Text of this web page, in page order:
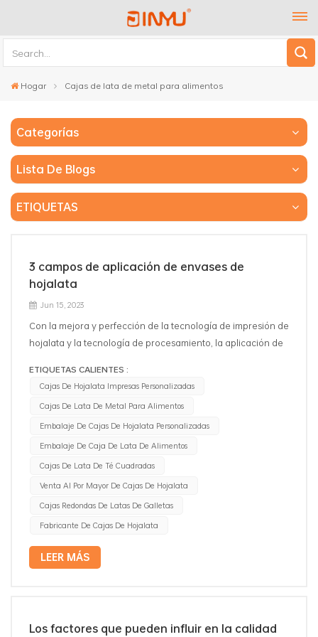
Hogar Cajas de lata de metal para alimentos
Categorías
Lista De Blogs
ETIQUETAS
3 campos de aplicación de envases de
hojalata
Jun 15, 2023
Con la mejora y perfección de la tecnología de impresión de
hojalata y la tecnología de procesamiento, la aplicación de
demanda de la industria de envases de hojalata continúa
expandiéndose, los envases de hojalata en cantidad y
calidad han presentado requisitos más altos. Los envases
de hojalata entraron en un nuevo período de
oportunidades de crecimiento y el rápido desarrollo
continuo de varias industrias para que la industria de
envases de hojalata brinde un amplio espacio de mercado
hojalata? 1.Embalaje de caja de lata cosmética: El empaque
de la caja de lata cosmética se recubrirá con una capa de
materias primas como resina epoxi, resina fenólica y otros
recubrimientos inofensivos, los cosméticos no contaminan,
calidad de los cosméticos no es fácil de deformar, con
ETIQUETAS CALIENTES :
Cajas De Hojalata Impresas Personalizadas
Cajas De Lata De Metal Para Alimentos
Embalaje De Cajas De Hojalata Personalizadas
Embalaje De Caja De Lata De Alimentos
Cajas De Lata De Té Cuadradas
Venta Al Por Mayor De Cajas De Hojalata
Cajas Redondas De Latas De Galletas
Fabricante De Cajas De Hojalata
LEER MÁS
Los factores que pueden influir en la calidad